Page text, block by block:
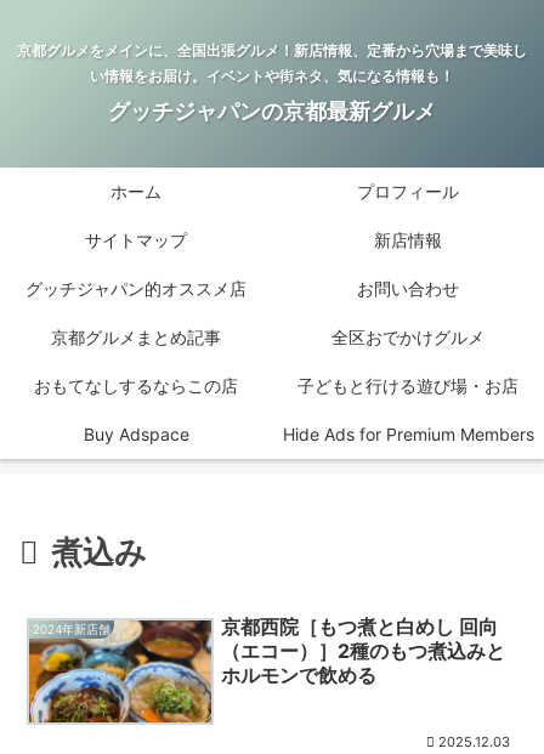
京都グルメをメインに、全国出張グルメ！新店情報、定番から穴場まで美味し
い情報をお届け。イベントや街ネタ、気になる情報も！
グッチジャパンの京都最新グルメ
ホーム プロフィール
サイトマップ 新店情報
グッチジャパン的オススメ店 お問い合わせ
京都グルメまとめ記事 全区おでかけグルメ
おもてなしするならこの店 子どもと行ける遊び場・お店
Buy Adspace Hide Ads for Premium Members
煮込み
2024年新店舗
京都西院［もつ煮と白めし 回向
（エコー）］2種のもつ煮込みと
ホルモンで飲める
2025.12.03